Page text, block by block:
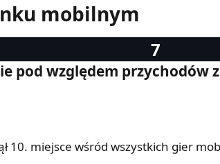
mobilnym
pod względem przychodów
10. miejsce wśród wszystkich gier